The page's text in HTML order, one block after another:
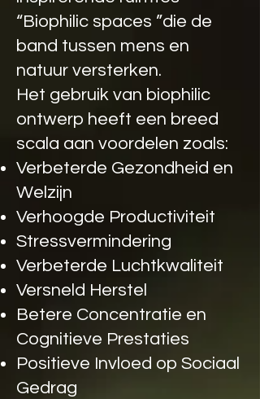
“Biophilic spaces ”die de
band tussen mens en
natuur versterken.
Het gebruik van biophilic
ontwerp heeft een breed
scala aan voordelen zoals:
Verbeterde Gezondheid en
Welzijn
Verhoogde Productiviteit
Stressvermindering
Verbeterde Luchtkwaliteit
Versneld Herstel
Betere Concentratie en
Cognitieve Prestaties
Positieve Invloed op Sociaal
Gedrag